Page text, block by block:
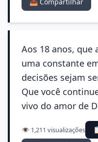
Aos 18 anos, que
uma constante
decisões sejam
Que você
vivo do amor de
👁️ 1,211 visualizações